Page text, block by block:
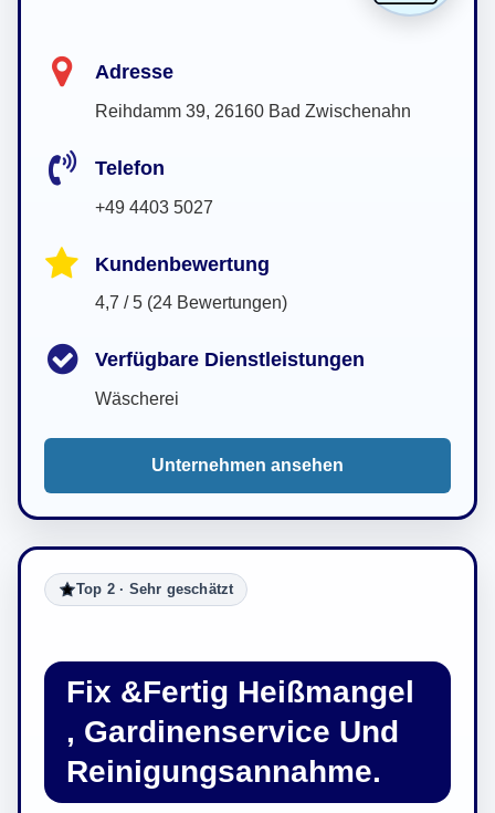
Adresse
Reihdamm 39, 26160 Bad Zwischenahn
Telefon
+49 4403 5027
Kundenbewertung
4,7 / 5 (24 Bewertungen)
Verfügbare Dienstleistungen
Wäscherei
Unternehmen ansehen
Top 2 · Sehr geschätzt
Fix &Fertig Heißmangel
, Gardinenservice Und
Reinigungsannahme.